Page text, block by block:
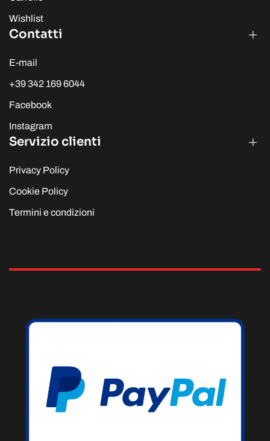
Wishlist
Contatti
E-mail
+39 342 169 6044
Facebook
Instagram
Servizio clienti
Privacy Policy
Cookie Policy
Termini e condizioni